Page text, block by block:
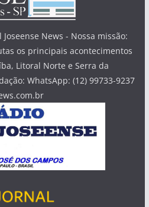
News - Nossa missão:
os principais acontecimentos
Litoral Norte e Serra da
WhatsApp: (12) 99733-9237